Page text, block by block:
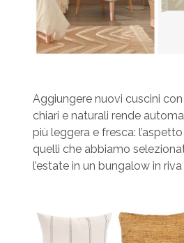
Aggiungere nuovi cuscini
chiari e naturali rende
più leggera e fresca:
quelli che abbiamo
l’estate in un bungalow in